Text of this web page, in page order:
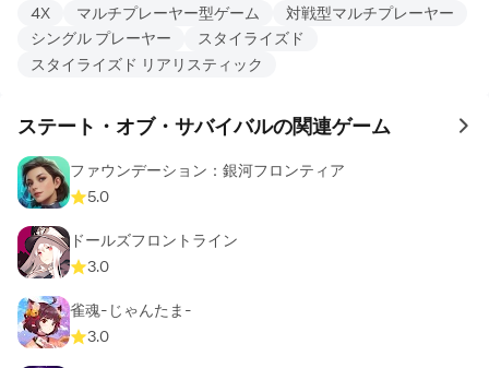
4X マルチプレーヤー型ゲーム
対戦型マルチプレーヤー
シングル プレーヤー
スタイライズド
スタイライズド リアリスティック
ステート・オブ・サバイバルの関連ゲーム to
ファウンデーション：銀河フロンティア
5.0
ドールズフロントライン
3.0
雀魂‐じゃんたま‐
3.0